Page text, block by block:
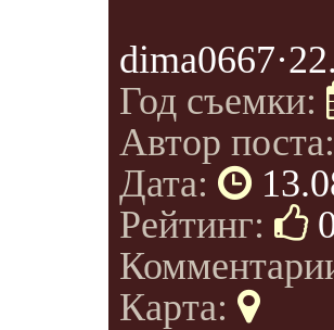
Год съемки:
Автор
Дата:
Рейтинг:
Карта: